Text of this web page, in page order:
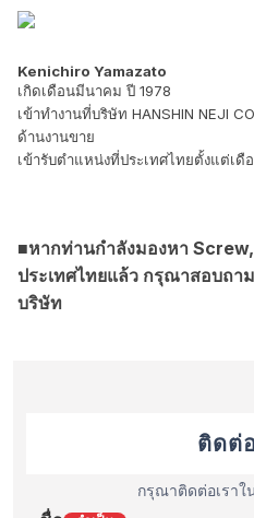
Kenichiro Yamazato
เกิดเดือนมีนาคม ปี 1978
เข้าทำงานที่บริษัท HANSHIN NEJI
ด้านงานขาย
เข้ารับตำแหน่งที่ประเทศไทยตั้งแต่เดื
■หากท่านกำลังมองหา
ประเทศไทยแล้ว กรุณาสอบถ
บริษัท
ติดต่
กรุณาติดต่อเราใ